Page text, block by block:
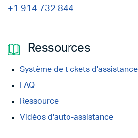
+1 914 732 844
Ressources
Système de tickets d'assistance
FAQ
Ressource
Vidéos d'auto-assistance